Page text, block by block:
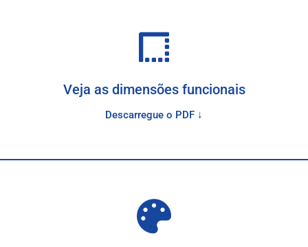
Veja as dimensões funcionais
Descarregue o PDF ↓